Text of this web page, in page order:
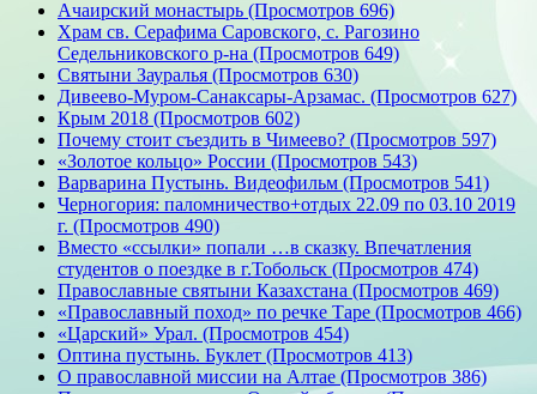
Ачаирский монастырь (Просмотров 696)
Храм св. Серафима Саровского, с. Рагозино
Седельниковского р-на (Просмотров 649)
Святыни Зауралья (Просмотров 630)
Дивеево-Муром-Санаксары-Арзамас. (Просмотров 627)
Крым 2018 (Просмотров 602)
Почему стоит съездить в Чимеево? (Просмотров 597)
«Золотое кольцо» России (Просмотров 543)
Варварина Пустынь. Видеофильм (Просмотров 541)
Черногория: паломничество+отдых 22.09 по 03.10 2019
г. (Просмотров 490)
Вместо «ссылки» попали …в сказку. Впечатления
студентов о поездке в г.Тобольск (Просмотров 474)
Православные святыни Казахстана (Просмотров 469)
«Православный поход» по речке Таре (Просмотров 466)
«Царский» Урал. (Просмотров 454)
Оптина пустынь. Буклет (Просмотров 413)
О православной миссии на Алтае (Просмотров 386)